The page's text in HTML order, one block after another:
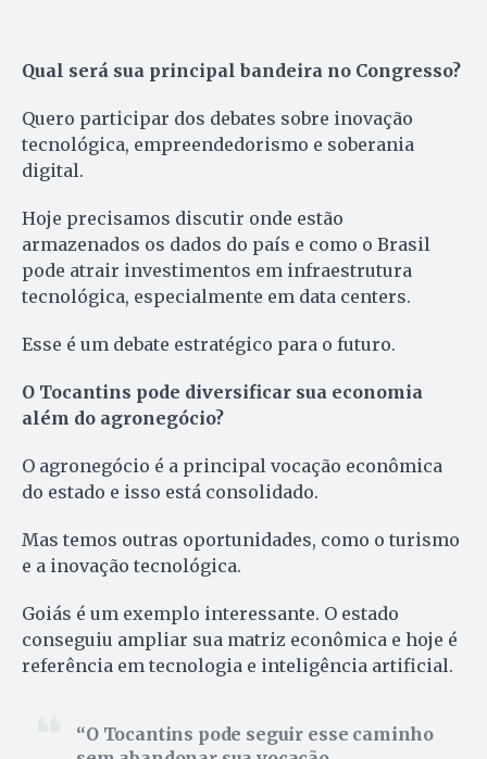
Qual será sua principal bandeira no Congresso?
Quero participar dos debates sobre inovação
tecnológica, empreendedorismo e soberania
digital.
Hoje precisamos discutir onde estão
armazenados os dados do país e como o Brasil
pode atrair investimentos em infraestrutura
tecnológica, especialmente em data centers.
Esse é um debate estratégico para o futuro.
O Tocantins pode diversificar sua economia
além do agronegócio?
O agronegócio é a principal vocação econômica
do estado e isso está consolidado.
Mas temos outras oportunidades, como o turismo
e a inovação tecnológica.
Goiás é um exemplo interessante. O estado
conseguiu ampliar sua matriz econômica e hoje é
referência em tecnologia e inteligência artificial.
O Tocantins pode seguir esse caminho